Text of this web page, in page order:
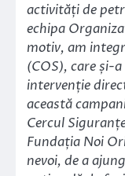
activități de
echipa
motiv, am
(COS), care și-
intervenție
această
Cercul
Fundația Noi
nevoi, de a